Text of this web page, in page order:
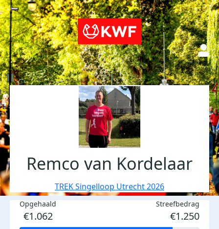
Remco van Kordelaar
TREK Singelloop Utrecht 2026
Opgehaald
€1.062
Streefbedrag
€1.250